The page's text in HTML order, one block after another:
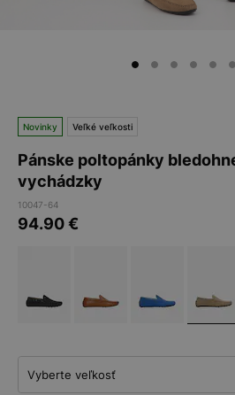
Novinky Veľké veľkosti
Pánske poltopánky
vychádzky
10047-64
94.90€
Vyberte veľkosť